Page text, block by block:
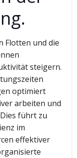
Flotten und die
steigern.
optimiert
arbeiten und
führt zu
im
effektiver